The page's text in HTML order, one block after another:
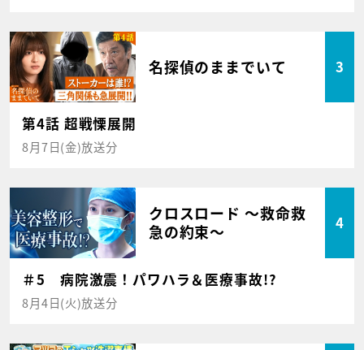
名探偵のままでいて 3
第4話 超戦慄展開
8月7日(金)放送分
クロスロード ～救命救
急の約束～
4
＃5 病院激震！パワハラ＆医療事故!?
8月4日(火)放送分